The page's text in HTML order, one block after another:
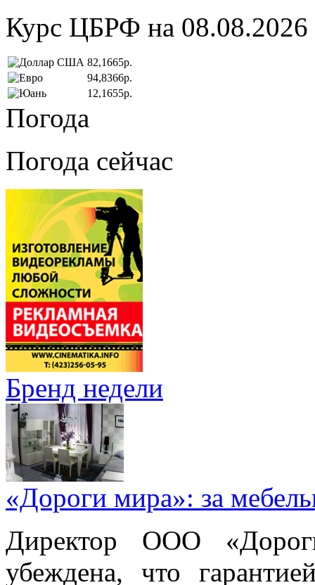
Курс ЦБРФ на 08.08.2026
82,1665р.
94,8366р.
12,1655р.
Погода
Погода сейчас
Бренд недели
«Дороги мира»: за
Директор ООО
убеждена, что